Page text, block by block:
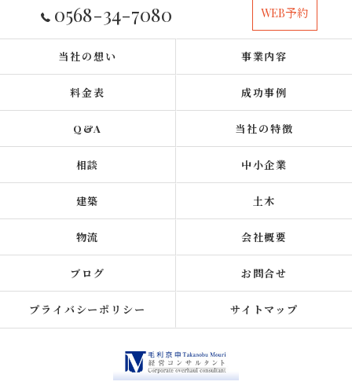
0568-34-7080 WEB予約
当社の想い 事業内容
料金表 成功事例
Q&A 当社の特徴
相談 中小企業
建築 土木
物流 会社概要
ブログ お問合せ
プライバシーポリシー サイトマップ